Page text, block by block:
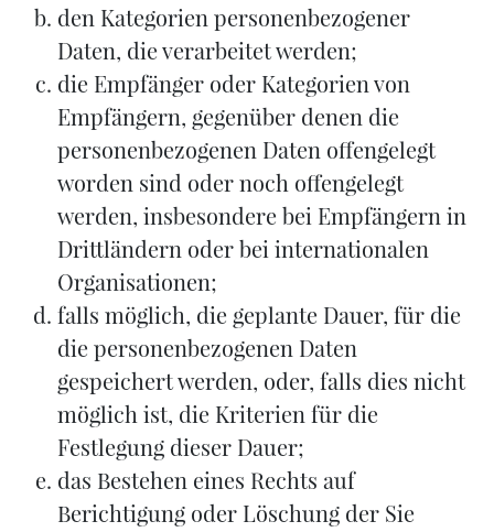
den Kategorien personenbezogener
Daten, die verarbeitet werden;
die Empfänger oder Kategorien von
Empfängern, gegenüber denen die
personenbezogenen Daten offengelegt
worden sind oder noch offengelegt
werden, insbesondere bei Empfängern in
Drittländern oder bei internationalen
Organisationen;
falls möglich, die geplante Dauer, für die
die personenbezogenen Daten
gespeichert werden, oder, falls dies nicht
möglich ist, die Kriterien für die
Festlegung dieser Dauer;
das Bestehen eines Rechts auf
Berichtigung oder Löschung der Sie